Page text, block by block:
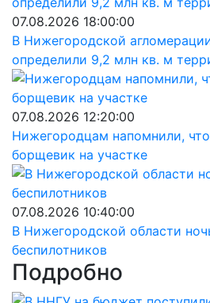
07.08.2026 18:00:00
В Нижегородской
определили 9,2 млн кв. м
07.08.2026 12:20:00
Нижегородцам напомнили,
борщевик на участке
07.08.2026 10:40:00
В Нижегородской области
беспилотников
Подробно